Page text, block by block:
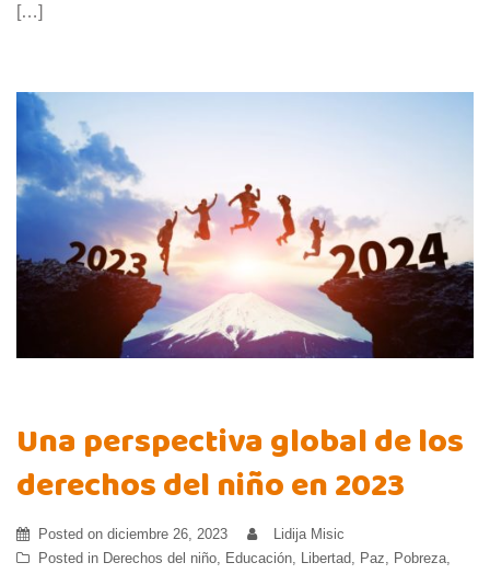
[…]
Una perspectiva global de los
derechos del niño en 2023
Posted on diciembre 26, 2023
Lidija Misic
Posted in Derechos del niño Educación Libertad Paz Pobreza